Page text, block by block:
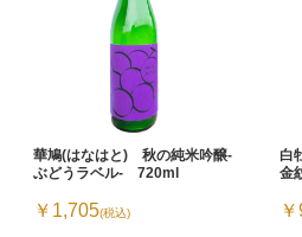
華鳩(はなはと) 秋の純米吟醸-
ぶどうラベル- 720ml
￥1,705(税込)
白
金